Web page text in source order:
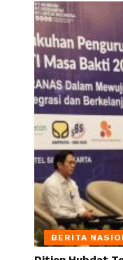
BERITA